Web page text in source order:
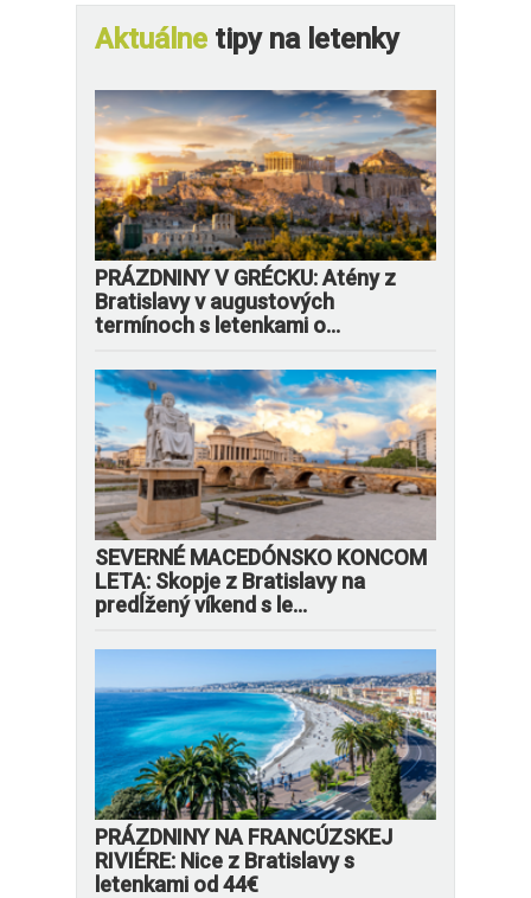
Aktuálne tipy na letenky
PRÁZDNINY V GRÉCKU: Atény z
Bratislavy v augustových
termínoch s letenkami o...
SEVERNÉ MACEDÓNSKO KONCOM
LETA: Skopje z Bratislavy na
predĺžený víkend s le...
PRÁZDNINY NA FRANCÚZSKEJ
RIVIÉRE: Nice z Bratislavy s
letenkami od 44€